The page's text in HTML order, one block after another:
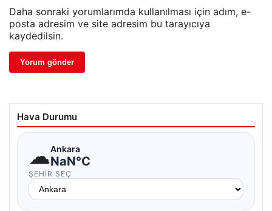
Daha sonraki yorumlarımda kullanılması için adım, e-
posta adresim ve site adresim bu tarayıcıya
kaydedilsin.
Hava Durumu
☁Ankara
NaN°C
ŞEHIR SEÇ